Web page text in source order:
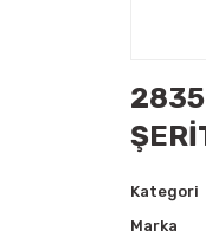
2835
Kategori
Marka